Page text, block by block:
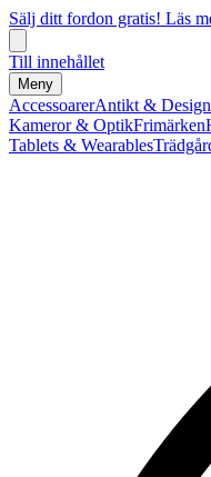
Sälj ditt fordon gratis! Läs
Till innehållet
Meny
AccessoarerAntikt & Design
Kameror & OptikFrimärken
Tablets & Wearables